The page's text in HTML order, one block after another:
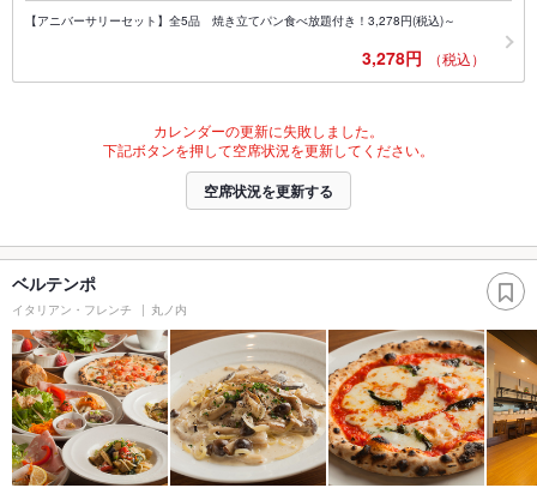
【アニバーサリーセット】全5品 焼き立てパン食べ放題付き！3,278円(税込)～
3,278円 （税込）
カレンダーの更新に失敗しました。
下記ボタンを押して空席状況を更新してください。
空席状況を更新する
ベルテンポ
イタリアン・フレンチ 丸ノ内